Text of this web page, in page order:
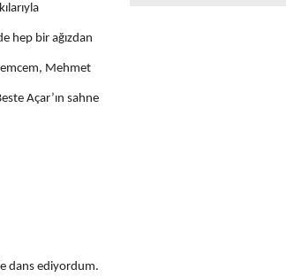
hep bir ağızdan
Mehmet
Açar’ın sahne
dans ediyordum.